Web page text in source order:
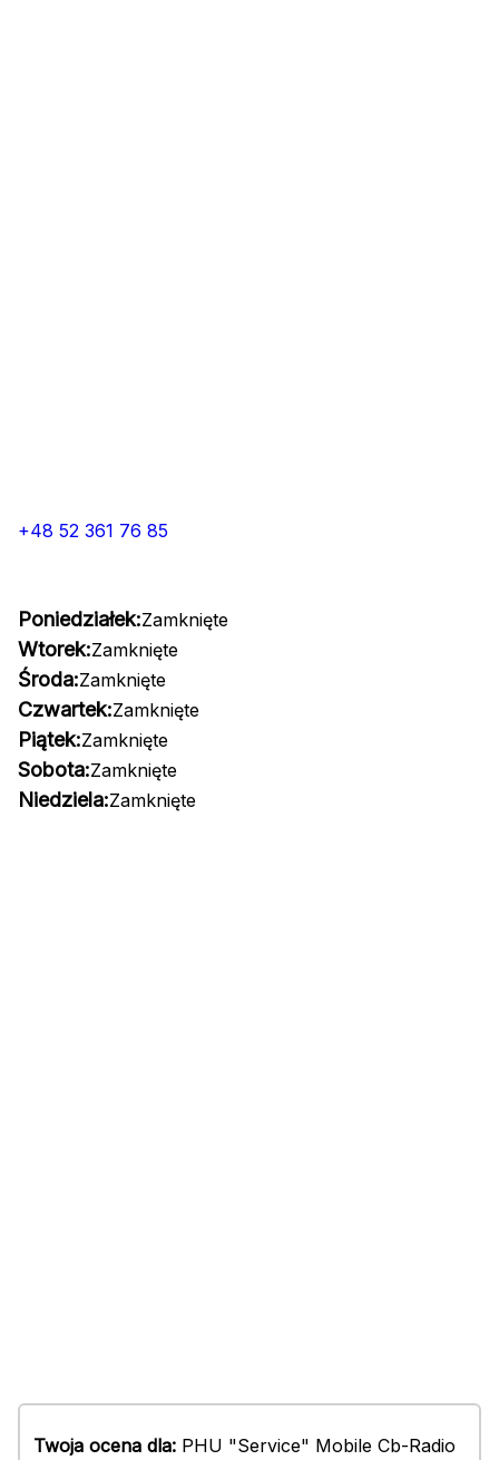
+48 52 361 76 85
Poniedziałek:Zamknięte
Wtorek:Zamknięte
Środa:Zamknięte
Czwartek:Zamknięte
Piątek:Zamknięte
Sobota:Zamknięte
Niedziela:Zamknięte
Twoja ocena dla: PHU "Service" Mobile Cb-Radio